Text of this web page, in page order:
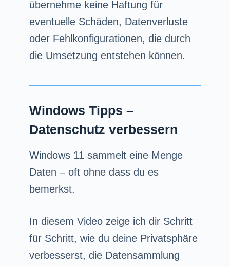
übernehme keine Haftung für
eventuelle Schäden, Datenverluste
oder Fehlkonfigurationen, die durch
die Umsetzung entstehen können.
Windows Tipps –
Datenschutz verbessern
Windows 11 sammelt eine Menge
Daten – oft ohne dass du es
bemerkst.
In diesem Video zeige ich dir Schritt
für Schritt, wie du deine Privatsphäre
verbesserst, die Datensammlung